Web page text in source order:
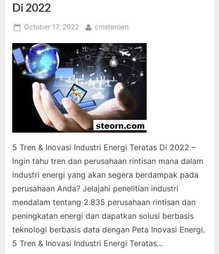
Di 2022
Posted
October 17, 2022 By
cmsteroen
5 Tren & Inovasi Industri Energi Teratas Di 2022 –
Ingin tahu tren dan perusahaan rintisan mana dalam
industri energi yang akan segera berdampak pada
perusahaan Anda? Jelajahi penelitian industri
mendalam tentang 2.835 perusahaan rintisan dan
peningkatan energi dan dapatkan solusi berbasis
teknologi berbasis data dengan Peta Inovasi Energi.
5 Tren & Inovasi Industri Energi Teratas…